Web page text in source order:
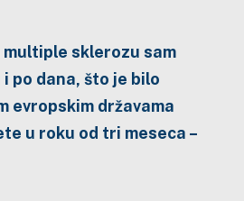
sklerozu sam
po dana, što je bilo
evropskim državama
u roku od tri meseca –